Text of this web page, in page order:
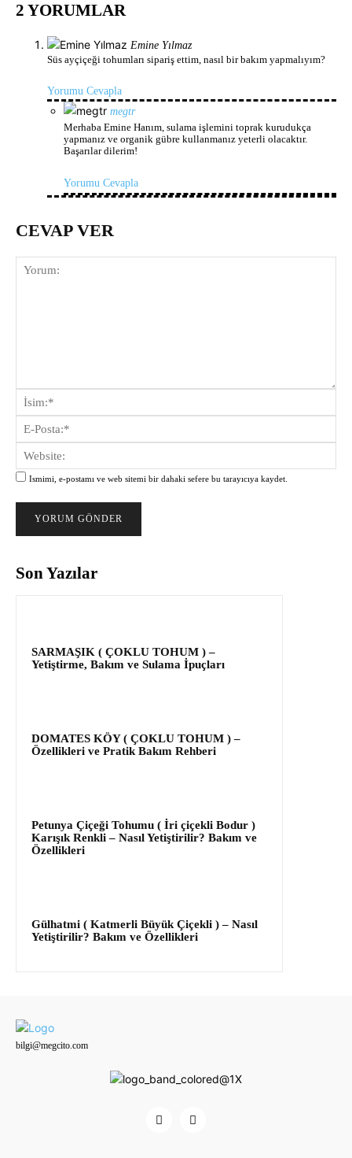
2 YORUMLAR
Emine Yılmaz
Süs ayçiçeği tohumları sipariş ettim, nasıl bir bakım yapmalıyım?
Yorumu Cevapla
megtr
Merhaba Emine Hanım, sulama işlemini toprak kurudukça
yapmanız ve organik gübre kullanmanız yeterli olacaktır.
Başarılar dilerim!
Yorumu Cevapla
CEVAP VER
Yorum:
Ismimi, e-postamı ve web sitemi bir dahaki sefere bu tarayıcıya kaydet.
Son Yazılar
SARMAŞIK ( ÇOKLU TOHUM ) –
Yetiştirme, Bakım ve Sulama İpuçları
DOMATES KÖY ( ÇOKLU TOHUM ) –
Özellikleri ve Pratik Bakım Rehberi
Petunya Çiçeği Tohumu ( İri çiçekli Bodur )
Karışık Renkli – Nasıl Yetiştirilir? Bakım ve
Özellikleri
Gülhatmi ( Katmerli Büyük Çiçekli ) – Nasıl
Yetiştirilir? Bakım ve Özellikleri
bilgi@megcito.com